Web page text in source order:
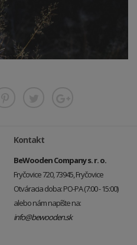
Kontakt
BeWooden Company s. r. o.
Fryčovice 720, 73945, Fryčovice
Otváracia doba: PO-PA (7:00 - 15:00)
alebo nám napíšte na:
info@bewooden.sk